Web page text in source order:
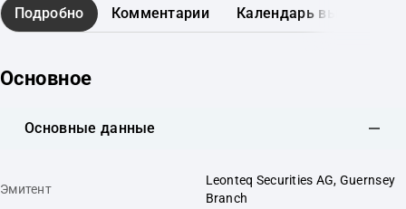
Подробно Комментарии Календарь выплат
Основное
Основные данные
Эмитент
Leonteq Securities AG, Guernsey
Branch